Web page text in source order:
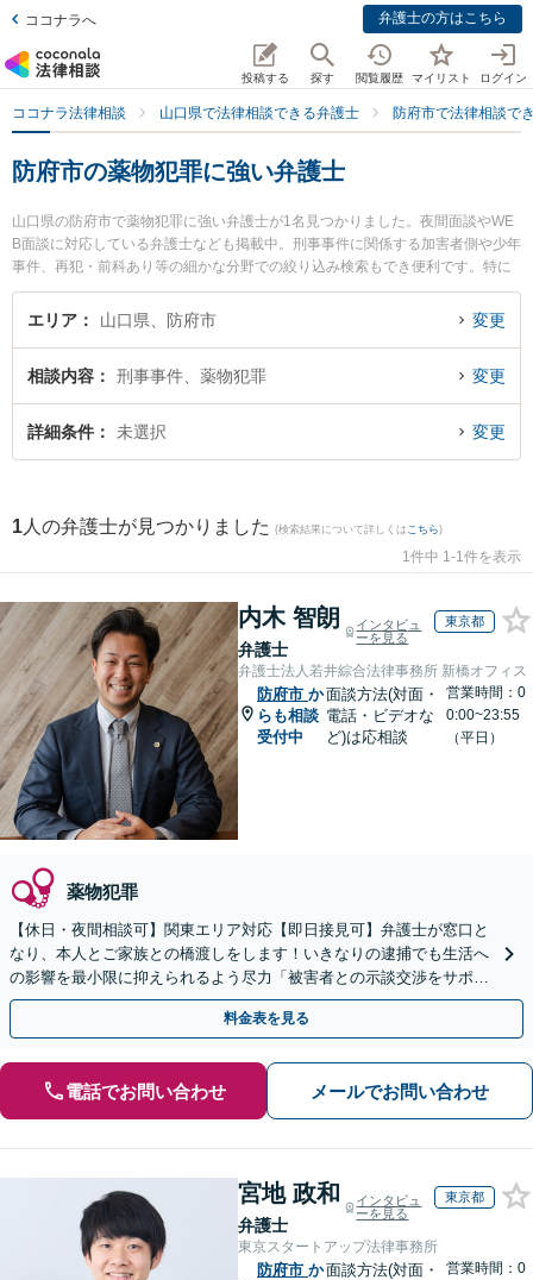
ココナラへ 弁護士の方はこちら
投稿する 探す 閲覧履歴 マイリスト ログイン
ココナラ法律相談 山口県で法律相談できる弁護士 防府市で法律相談で
防府市の薬物犯罪に強い弁護士
山口県の防府市で薬物犯罪に強い弁護士が1名見つかりました。夜間面談やWE
B面談に対応している弁護士なども掲載中。刑事事件に関係する加害者側や少年
事件、再犯・前科あり等の細かな分野での絞り込み検索もでき便利です。特に
弁護士法人ONE 防府オフィスの宮嵜 秀典弁護士のプロフィール情報や弁護士費
用、強みなどが注目されています。『防府市で土日や夜間に発生した薬物犯罪
る防府市内の弁護士に相談予約したい』などでお困りの相談者さんにおすすめ
です。
エリア 山口県、防府市 変更
相談内容 刑事事件、薬物犯罪 変更
詳細条件 未選択 変更
1 人の弁護士が見つかりました (検索結果について詳しくは こちら)
1件中 1-1件を表示
内木 智朗
弁護士
インタビュ
ーを見る
東京都
弁護士法人若井綜合法律事務所 新橋オフィス
防府市 か
らも相談
受付中
面談方法(対面・
電話・ビデオな
ど)は応相談
営業時間：0
0:00~23:55
（平日）
薬物犯罪
【休日・夜間相談可】関東エリア対応【即日接見可】弁護士が窓口と
なり、本人とご家族との橋渡しをします！いきなりの逮捕でも生活へ
の影響を最小限に抑えられるよう尽力「被害者との示談交渉をサポー
ト」「任意取調べにも対応」
料金表を見る
電話でお問い合わせ メールでお問い合わせ
宮地 政和
弁護士
インタビュ
ーを見る
東京都
東京スタートアップ法律事務所
防府市 か面談方法(対面・
営業時間：0